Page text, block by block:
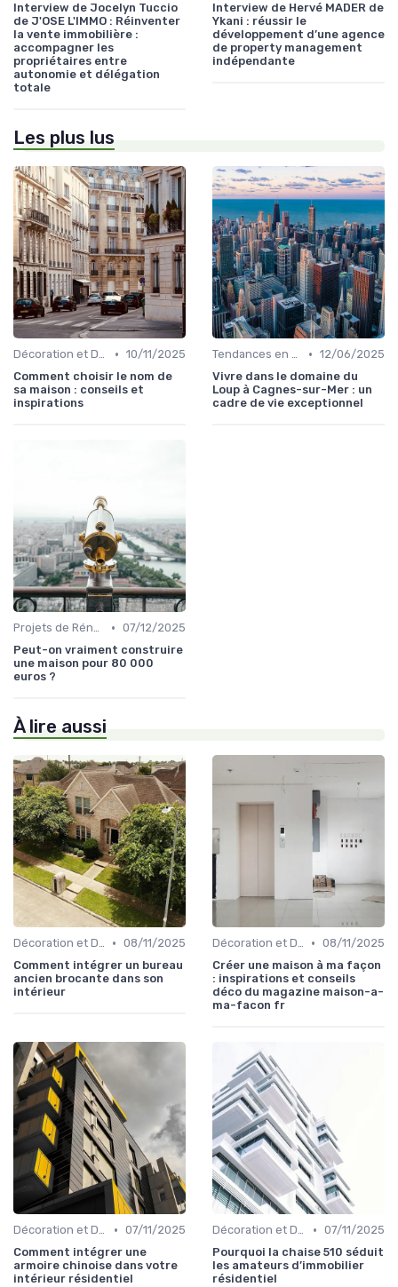
Interview de Jocelyn Tuccio
de J'OSE L'IMMO : Réinventer
la vente immobilière :
accompagner les
propriétaires entre
autonomie et délégation
totale
Interview de Hervé MADER de
Ykani : réussir le
développement d’une agence
de property management
indépendante
Les plus lus
Décoration et Design d'Intérieur • 10/11/2025
Comment choisir le nom de
sa maison : conseils et
inspirations
Tendances en Aménagement Domestique • 12/06/2025
Vivre dans le domaine du
Loup à Cagnes-sur-Mer : un
cadre de vie exceptionnel
Projets de Rénovation • 07/12/2025
Peut-on vraiment construire
une maison pour 80 000
euros ?
À lire aussi
Décoration et Design d'Intérieur • 08/11/2025
Comment intégrer un bureau
ancien brocante dans son
intérieur
Décoration et Design d'Intérieur • 08/11/2025
Créer une maison à ma façon
: inspirations et conseils
déco du magazine maison-a-
ma-facon fr
Décoration et Design d'Intérieur • 07/11/2025
Comment intégrer une
armoire chinoise dans votre
intérieur résidentiel
Décoration et Design d'Intérieur • 07/11/2025
Pourquoi la chaise 510 séduit
les amateurs d’immobilier
résidentiel